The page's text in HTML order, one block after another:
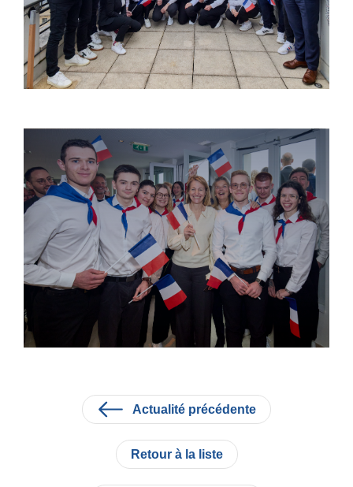
Actualité précédente
Retour à la liste